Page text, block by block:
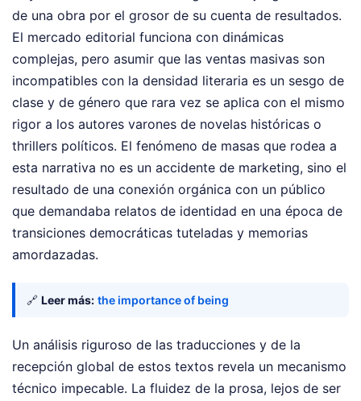
de una obra por el grosor de su cuenta de resultados.
El mercado editorial funciona con dinámicas
complejas, pero asumir que las ventas masivas son
incompatibles con la densidad literaria es un sesgo de
clase y de género que rara vez se aplica con el mismo
rigor a los autores varones de novelas históricas o
thrillers políticos. El fenómeno de masas que rodea a
esta narrativa no es un accidente de marketing, sino el
resultado de una conexión orgánica con un público
que demandaba relatos de identidad en una época de
transiciones democráticas tuteladas y memorias
amordazadas.
🔗 Leer más: the importance of being
Un análisis riguroso de las traducciones y de la
recepción global de estos textos revela un mecanismo
técnico impecable. La fluidez de la prosa, lejos de ser